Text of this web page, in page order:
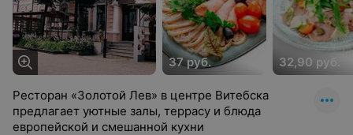
37 руб. 32,90 руб.
Ресторан «Золотой Лев» в центре Витебска
предлагает уютные залы, террасу и блюда
европейской и смешанной кухни